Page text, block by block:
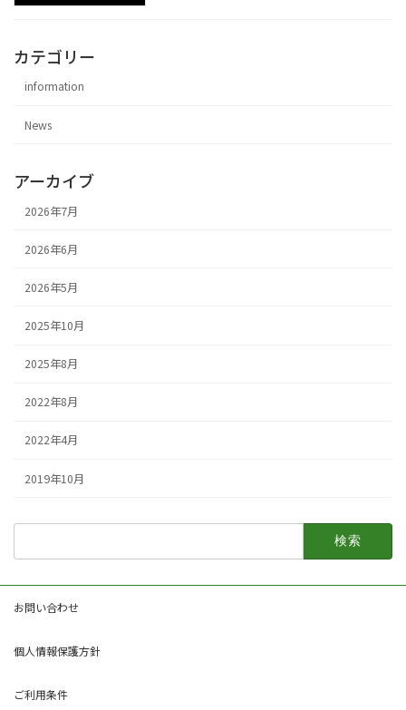
カテゴリー
information
News
アーカイブ
2026年7月
2026年6月
2026年5月
2025年10月
2025年8月
2022年8月
2022年4月
2019年10月
お問い合わせ
個人情報保護方針
ご利用条件